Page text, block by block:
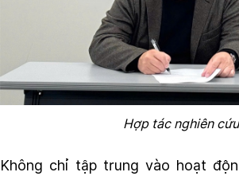
Hợp tác nghiên
Không chỉ tập trung vào hoạt